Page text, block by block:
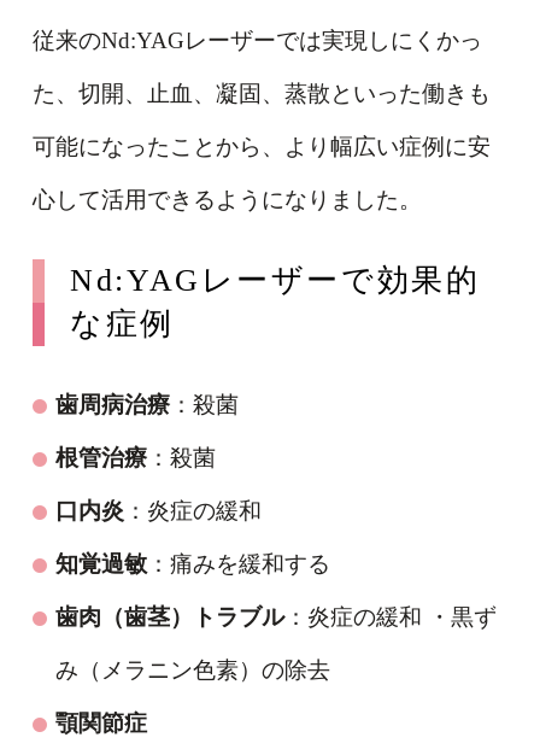
従来のNd:YAGレーザーでは実現しにくかっ
た、切開、止血、凝固、蒸散といった働きも
可能になったことから、より幅広い症例に安
心して活用できるようになりました。
Nd:YAGレーザーで効果的
な症例
歯周病治療：殺菌
根管治療：殺菌
口内炎 ：炎症の緩和
知覚過敏：痛みを緩和する
歯肉（歯茎）トラブル：炎症の緩和 ・黒ず
み（メラニン色素）の除去
顎関節症